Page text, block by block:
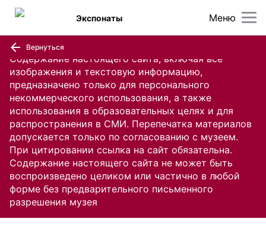
Содержание настоящего сайта, включая все
изображения и текстовую информацию,
предназначено только для персонального
некоммерческого использования, а также
использования в образовательных целях и для
распространения в СМИ. Перепечатка материалов
допускается только по согласованию с музеем.
При цитировании ссылка на сайт обязательна.
Содержание настоящего сайта не может быть
воспроизведено целиком или частично в любой
форме без предварительного письменного
разрешения музея
Меню
Экспонаты
Вернуться